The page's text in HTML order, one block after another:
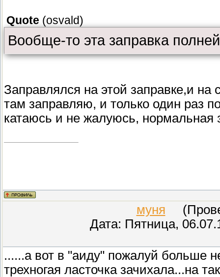
Quote (osvald)
Вообще-то эта заправка
Заправлялся на этой заправке,и
там заправляю, и только один раз
катаюсь и не жалуюсь, нормальная
муня
Дата: Пятница,
......а вот в "аиду" пожалуй больше
трехногая ласточка зачихала...на